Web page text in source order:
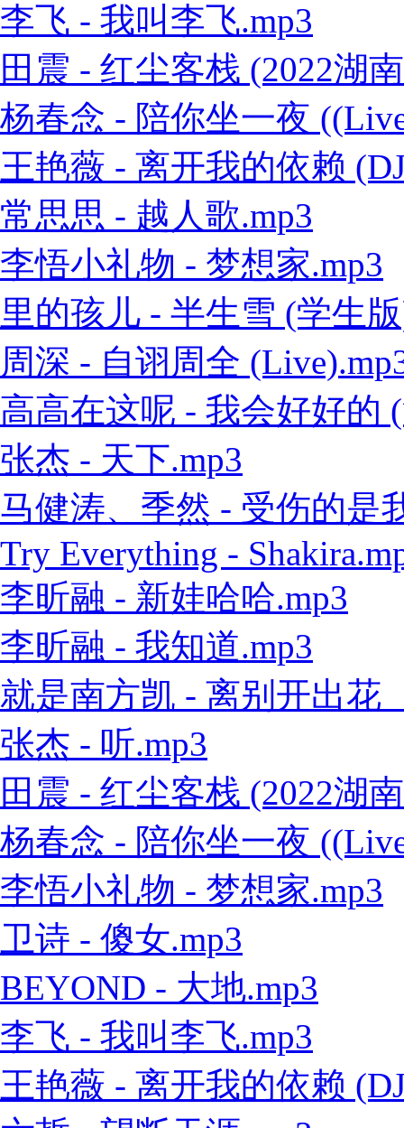
李飞 - 我叫李飞.mp3
田震 - 红尘客栈 (2022湖
杨春念 - 陪你坐一夜
王艳薇 - 离开我的依赖
常思思 - 越人歌.mp3
李悟小礼物 - 梦想家.mp3
里的孩儿 - 半生雪 (学生
周深 - 自诩周全
高高在这呢 - 我会好好的
张杰 - 天下.mp3
马健涛、季然 - 受伤的是
Try Everything -
李昕融 - 新娃哈哈.mp3
李昕融 - 我知道.mp3
就是南方凯 - 离别开出花
张杰 - 听.mp3
田震 - 红尘客栈 (2022湖
杨春念 - 陪你坐一夜
李悟小礼物 - 梦想家.mp3
卫诗 - 傻女.mp3
BEYOND - 大地.mp3
李飞 - 我叫李飞.mp3
王艳薇 - 离开我的依赖